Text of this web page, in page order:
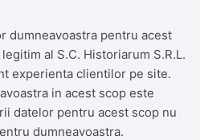
dumneavoastra pentru acest
al S.C. Historiarum S.R.L.
experienta clientilor pe site.
in acest scop este
datelor pentru acest scop nu
dumneavoastra.